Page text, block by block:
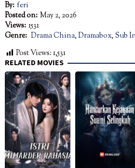
By: feri
Posted on: May 2, 2026
Views: 1531
Genre: Drama China,Dramabox, Sub
Post Views:1,531
RELATED MOVIES